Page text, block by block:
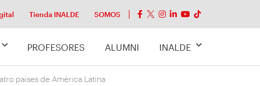
Tienda INALDE SOMOS
PROFESORES ALUMNI INALDE
países de América Latina